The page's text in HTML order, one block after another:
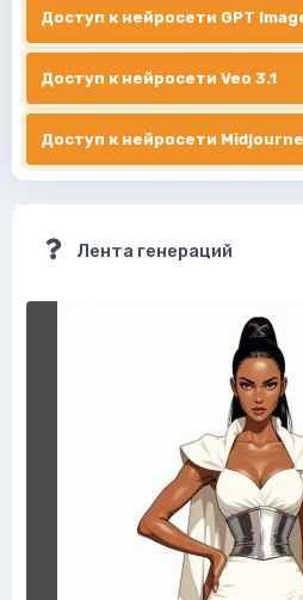
Доступ к нейросети GPT
Доступ к нейросети Veo 3.1
Доступ к нейросети
Лента генераций